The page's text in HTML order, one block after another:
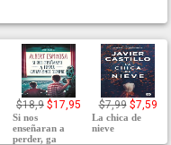
$18,9 $17,95
Si nos
enseñaran a
perder, ga
$7,99 $7,59
La chica de
nieve